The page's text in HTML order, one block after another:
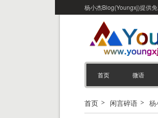
杨小杰Blog(Youngxj)提供
首页 微语
首页 闲言碎语 杨